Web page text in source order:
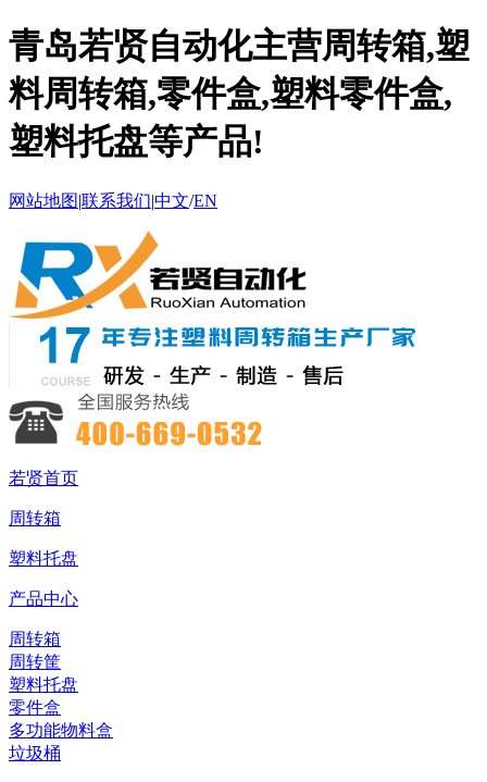
青岛若贤自动化主营周转箱,塑
料周转箱,零件盒,塑料零件盒,
塑料托盘等产品!
网站地图|联系我们|中文/EN
若贤首页
周转箱
塑料托盘
产品中心
周转箱
周转筐
塑料托盘
零件盒
多功能物料盒
垃圾桶